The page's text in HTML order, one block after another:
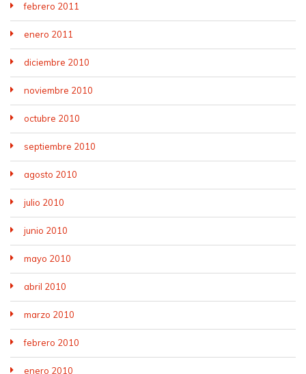
febrero 2011
enero 2011
diciembre 2010
noviembre 2010
octubre 2010
septiembre 2010
agosto 2010
julio 2010
junio 2010
mayo 2010
abril 2010
marzo 2010
febrero 2010
enero 2010